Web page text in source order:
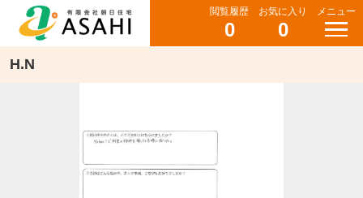
閲覧履歴
0
お気に入り
0
メニュー
H.N